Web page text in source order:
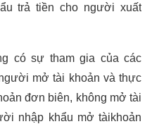
trả tiền cho người xuất
có sự tham gia của các
mở tài khoản và thực
đơn biên, không mở tài
nhập khẩu mở tàikhoản